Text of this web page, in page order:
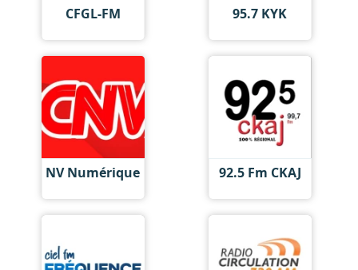
CFGL-FM 95.7 KYK
NV Numérique 92.5 Fm CKAJ